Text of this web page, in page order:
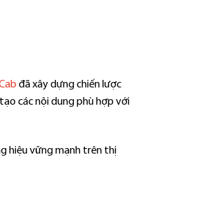
đã xây dựng chiến lược
các nội dung phù hợp với
hiệu vững mạnh trên thị